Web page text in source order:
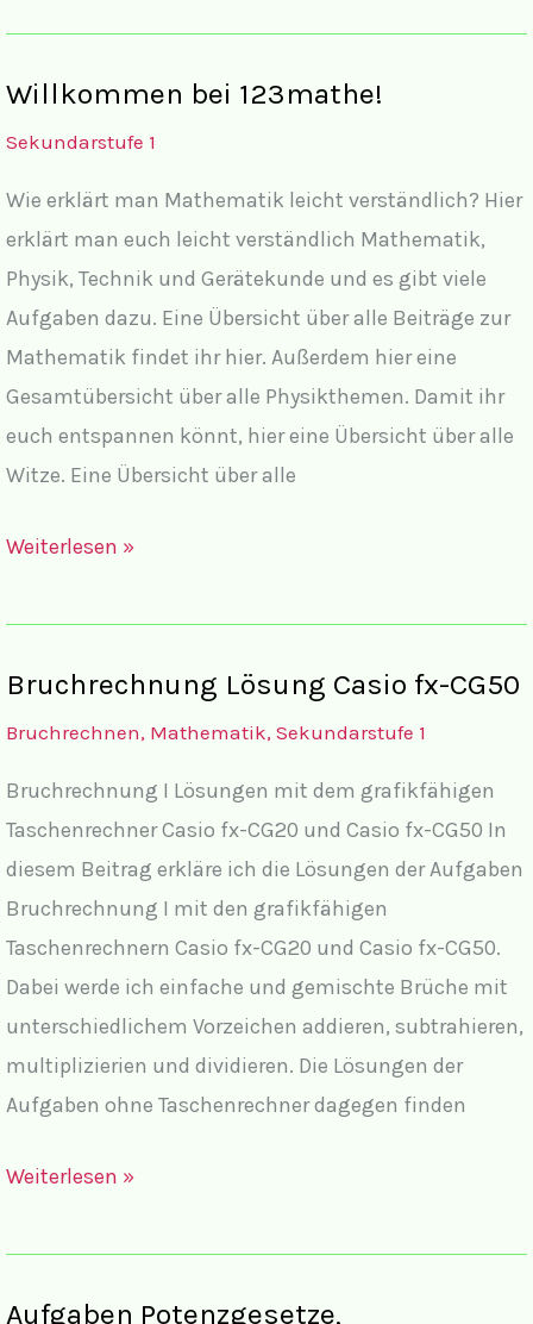
I
Willkommen bei 123mathe!
Sekundarstufe 1
Wie erklärt man Mathematik leicht verständlich? Hier
erklärt man euch leicht verständlich Mathematik,
Physik, Technik und Gerätekunde und es gibt viele
Aufgaben dazu. Eine Übersicht über alle Beiträge zur
Mathematik findet ihr hier. Außerdem hier eine
Gesamtübersicht über alle Physikthemen. Damit ihr
euch entspannen könnt, hier eine Übersicht über alle
Witze. Eine Übersicht über alle
Willkommen
123mathe!
Weiterlesen »
Bruchrechnung Lösung Casio fx-CG50
Bruchrechnen, Mathematik, Sekundarstufe 1
Bruchrechnung I Lösungen mit dem grafikfähigen
Taschenrechner Casio fx-CG20 und Casio fx-CG50 In
diesem Beitrag erkläre ich die Lösungen der Aufgaben
Bruchrechnung I mit den grafikfähigen
Taschenrechnern Casio fx-CG20 und Casio fx-CG50.
Dabei werde ich einfache und gemischte Brüche mit
unterschiedlichem Vorzeichen addieren, subtrahieren,
multiplizierien und dividieren. Die Lösungen der
Aufgaben ohne Taschenrechner dagegen finden
Bruchrechnung
Casio
Weiterlesen »
Aufgaben Potenzgesetze,